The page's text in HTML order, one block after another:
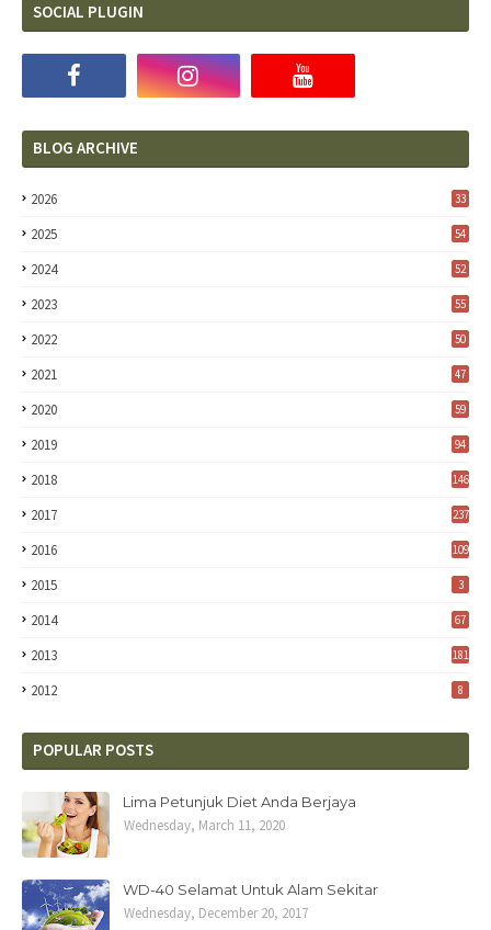
SOCIAL PLUGIN
BLOG ARCHIVE
2026 33
2025 54
2024 52
2023 55
2022 50
2021 47
2020 59
2019 94
2018 146
2017 237
2016 109
2015 3
2014 67
2013 181
2012 8
POPULAR POSTS
Lima Petunjuk Diet Anda Berjaya
Wednesday, March 11, 2020
WD-40 Selamat Untuk Alam Sekitar
Wednesday, December 20, 2017